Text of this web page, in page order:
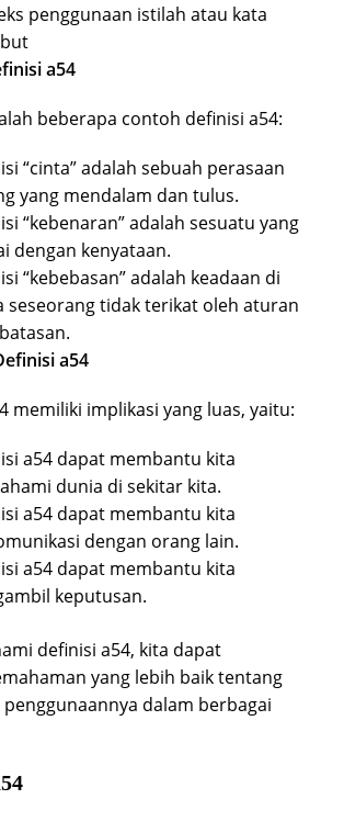
penggunaan istilah atau kata
a54
beberapa contoh definisi a54:
“cinta” adalah sebuah perasaan
yang mendalam dan tulus.
“kebenaran” adalah sesuatu yang
dengan kenyataan.
“kebebasan” adalah keadaan di
seseorang tidak terikat oleh aturan
a54
memiliki implikasi yang luas, yaitu:
a54 dapat membantu kita
dunia di sekitar kita.
a54 dapat membantu kita
dengan orang lain.
a54 dapat membantu kita
keputusan.
definisi a54, kita dapat
yang lebih baik tentang
dalam berbagai